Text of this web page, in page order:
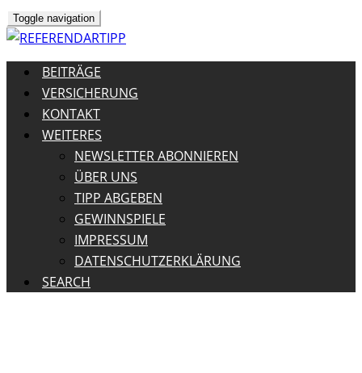
Toggle navigation
BEITRÄGE
VERSICHERUNG
KONTAKT
WEITERES
NEWSLETTER ABONNIEREN
ÜBER UNS
TIPP ABGEBEN
GEWINNSPIELE
IMPRESSUM
DATENSCHUTZERKLÄRUNG
SEARCH